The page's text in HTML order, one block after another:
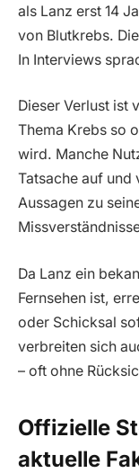
als Lanz erst 14
von Blutkrebs.
In Interviews
Dieser Verlust ist
Thema Krebs so
wird. Manche
Tatsache auf und
Aussagen zu
Da Lanz ein
Fernsehen ist,
oder Schicksal
verbreiten sich
– oft ohne
Offizielle
aktuelle